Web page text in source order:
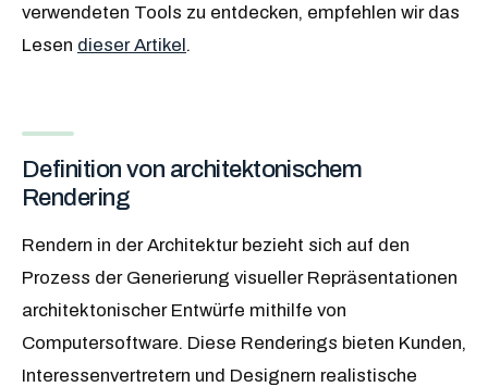
verwendeten Tools zu entdecken, empfehlen wir das
Lesen dieser Artikel.
Definition von architektonischem
Rendering
Rendern in der Architektur bezieht sich auf den
Prozess der Generierung visueller Repräsentationen
architektonischer Entwürfe mithilfe von
Computersoftware. Diese Renderings bieten Kunden,
Interessenvertretern und Designern realistische